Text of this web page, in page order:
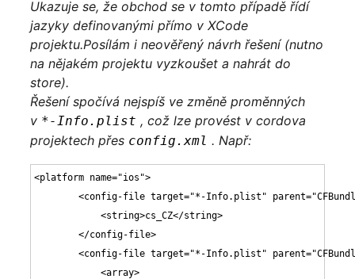
Ukazuje se, že obchod se v tomto případě řídí
jazyky definovanými přímo v XCode
projektu.Posílám i neověřený návrh řešení (nutno
na nějakém projektu vyzkoušet a nahrát do
store).
Řešení spočívá nejspíš ve změně proměnných
v *-Info.plist , což lze provést v cordova
projektech přes config.xml . Např:
<platform name="ios">
<config-file target="*-Info.plist"
            <string>cs_CZ</string>
        </config-file>
<config-file target="*-Info.plist"
            <array>